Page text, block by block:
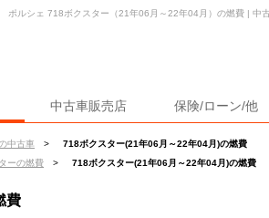
中古車販売店 保険/ローン/他
中古車 >
718ボクスター(21年06月～22年04月)の燃費
ーの燃費 > 718ボクスター(21年06月～22年04月)の燃費
ポルシェ 718ボクスター（21年06月～22年04月）の燃費 | 中
費